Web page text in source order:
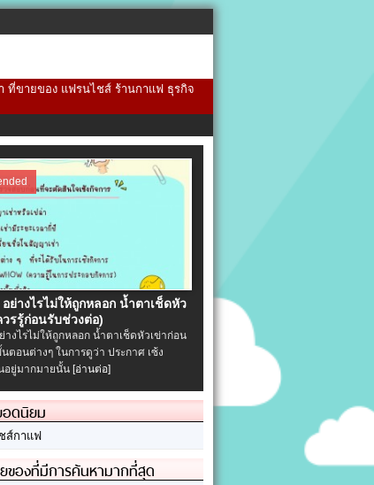
ที่ขายของ แฟรนไชส์ ร้านกาแฟ ธุรกิจ
อย่างไรไม่ให้ถูกหลอก น้ำตาเช็ดหัว
วรรู้ก่อนรับช่วงต่อ)
างไรไม่ให้ถูกหลอก น้ำตาเช็ดหัวเข่าก่อน
ตอนต่างๆ ในการดูว่า ประกาศ เซ้ง
อยู่มากมายนั้น [อ่านต่อ]
ดนิยม
ส์กาแฟ
ยของที่มีการค้นหามากที่สุด